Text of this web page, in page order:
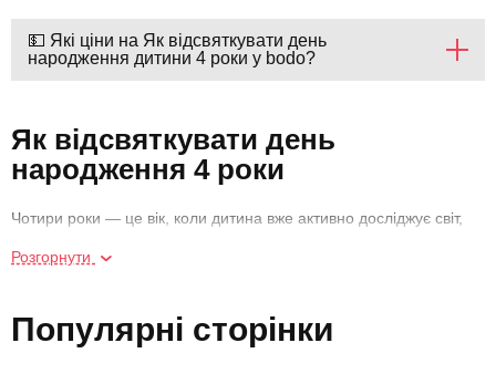
💵 Які ціни на Як відсвяткувати день
народження дитини 4 роки у bodo?
Як відсвяткувати день
народження 4 роки
Чотири роки — це вік, коли дитина вже активно досліджує світ,
День народження у 4 роки — це не про сценарій чи результат, а
Розгорнути
Популярні сторінки